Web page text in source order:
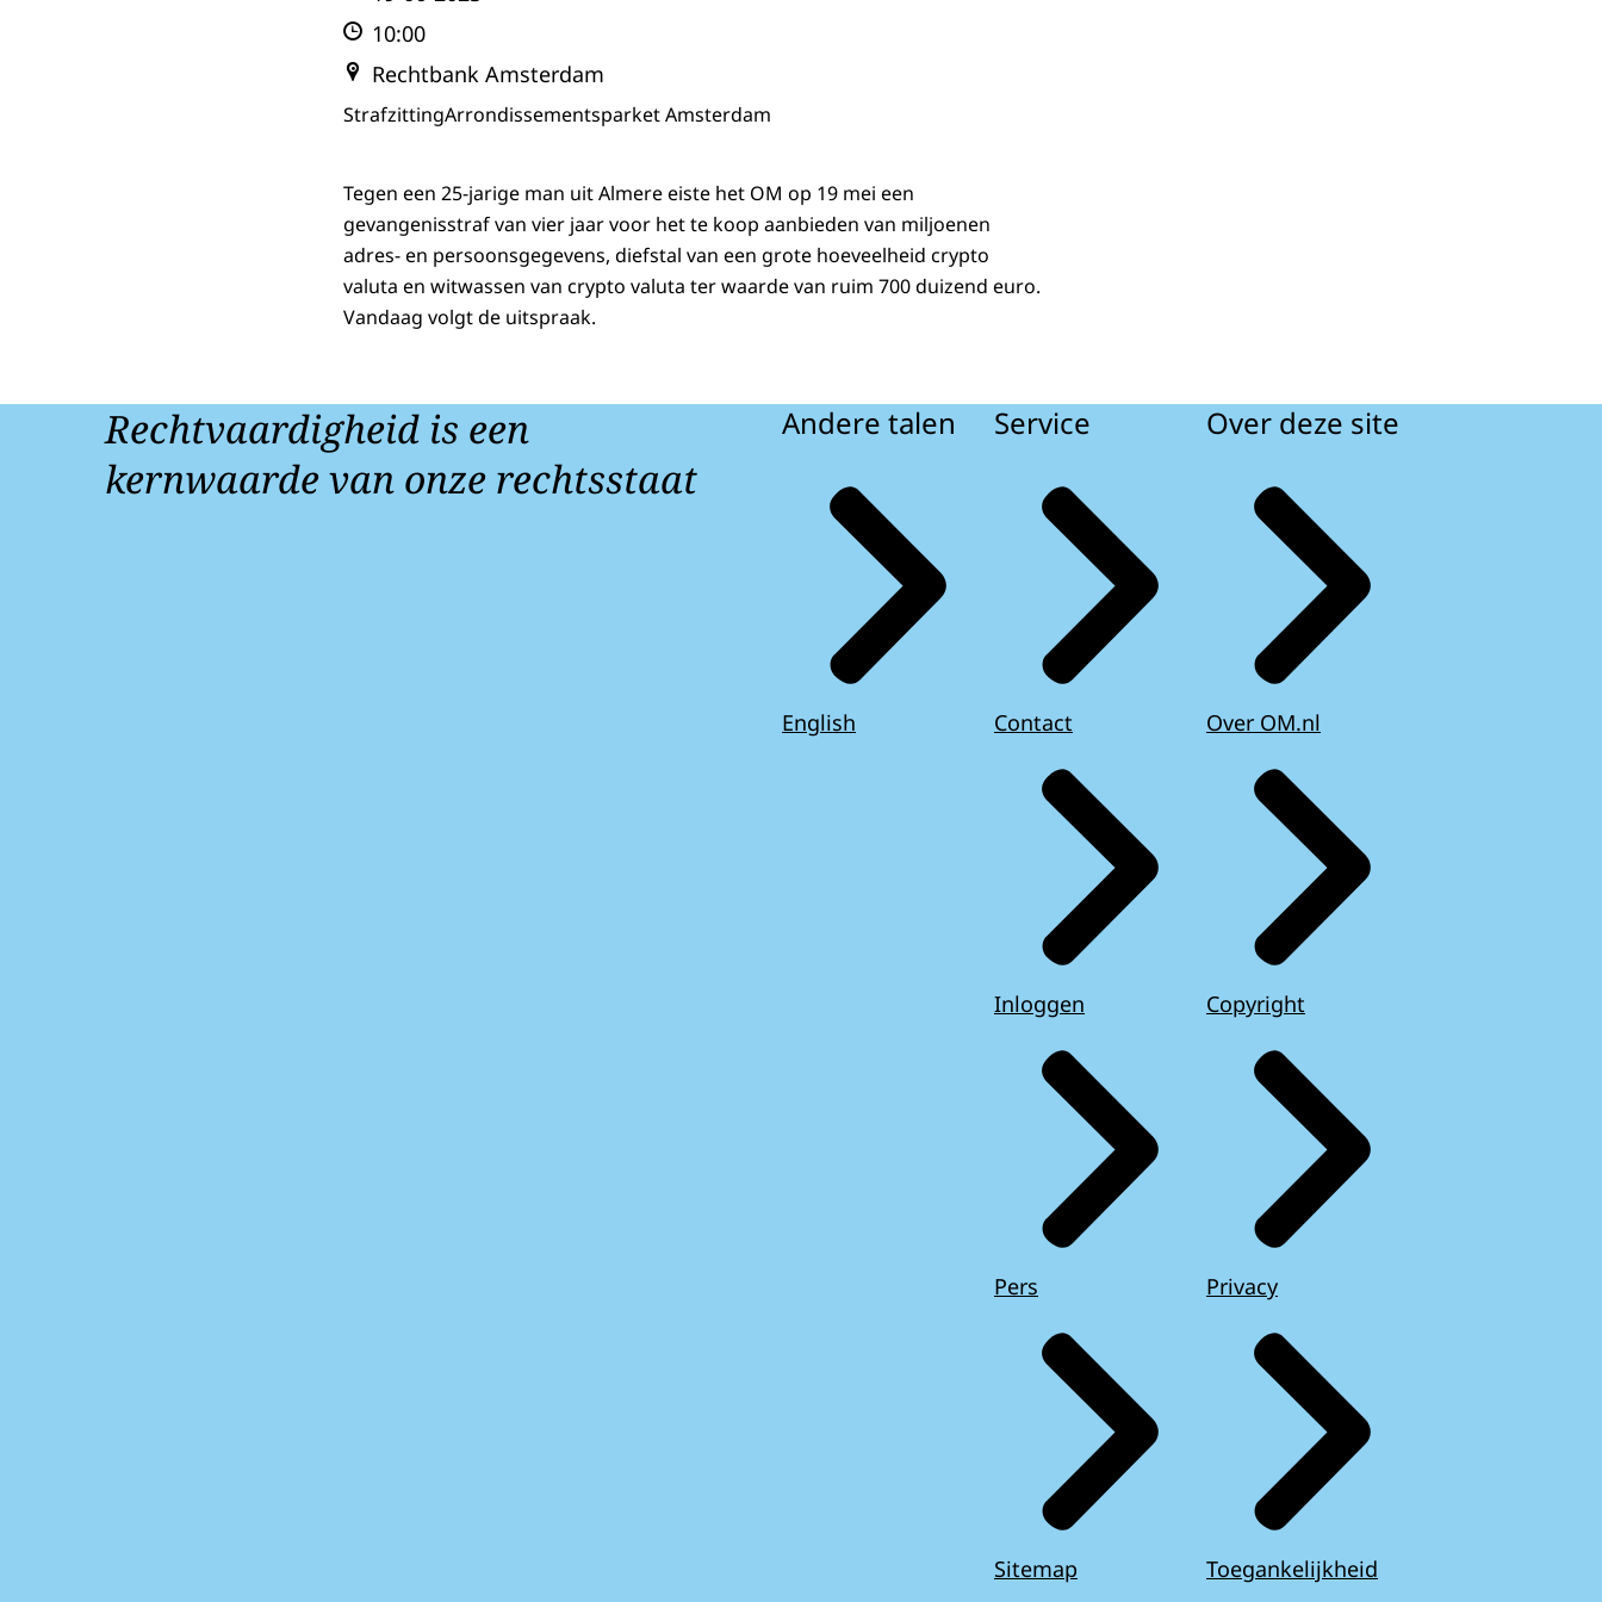
10:00
Rechtbank Amsterdam
StrafzittingArrondissementsparket Amsterdam
Tegen een 25-jarige man uit Almere eiste het OM op 19 mei een
gevangenisstraf van vier jaar voor het te koop aanbieden van miljoenen
adres- en persoonsgegevens, diefstal van een grote hoeveelheid crypto
valuta en witwassen van crypto valuta ter waarde van ruim 700 duizend euro.
Vandaag volgt de uitspraak.
Rechtvaardigheid is een
kernwaarde van onze rechtsstaat
Andere talen
English
Service
Contact
Inloggen
Pers
Sitemap
Over deze site
Over OM.nl
Copyright
Privacy
Toegankelijkheid